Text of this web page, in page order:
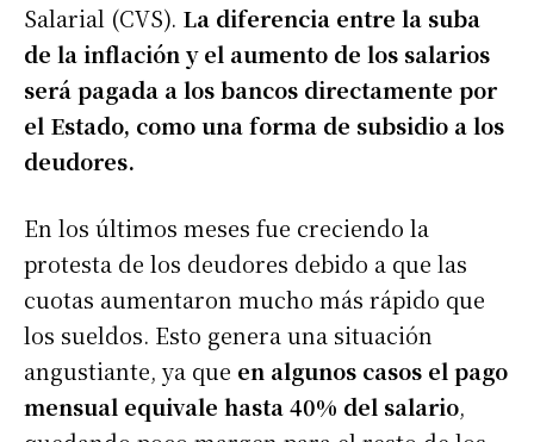
Salarial (CVS). La diferencia entre la suba
de la inflación y el aumento de los salarios
será pagada a los bancos directamente por
el Estado, como una forma de subsidio a los
deudores.
En los últimos meses fue creciendo la
protesta de los deudores debido a que las
cuotas aumentaron mucho más rápido que
los sueldos. Esto genera una situación
angustiante, ya que en algunos casos el pago
mensual equivale hasta 40% del salario,